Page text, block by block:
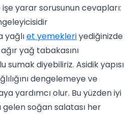
yarar sorusunun cevapları:
yağlıet yemekleriyediğinizde
yağ tabakasını
sumak diyebiliriz. Asidik yapısı
dengelemeye ve
yardımcı olur. Bu yüzden iyi
soğan salatası her